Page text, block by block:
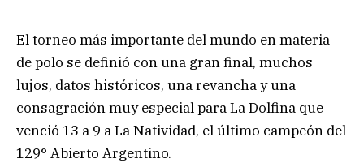
El torneo más importante del mundo en materia
de polo se definió con una gran final, muchos
lujos, datos históricos, una revancha y una
consagración muy especial para La Dolfina que
venció 13 a 9 a La Natividad, el último campeón del
129° Abierto Argentino.